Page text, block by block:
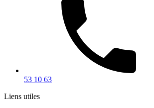
53 10 63
Liens utiles